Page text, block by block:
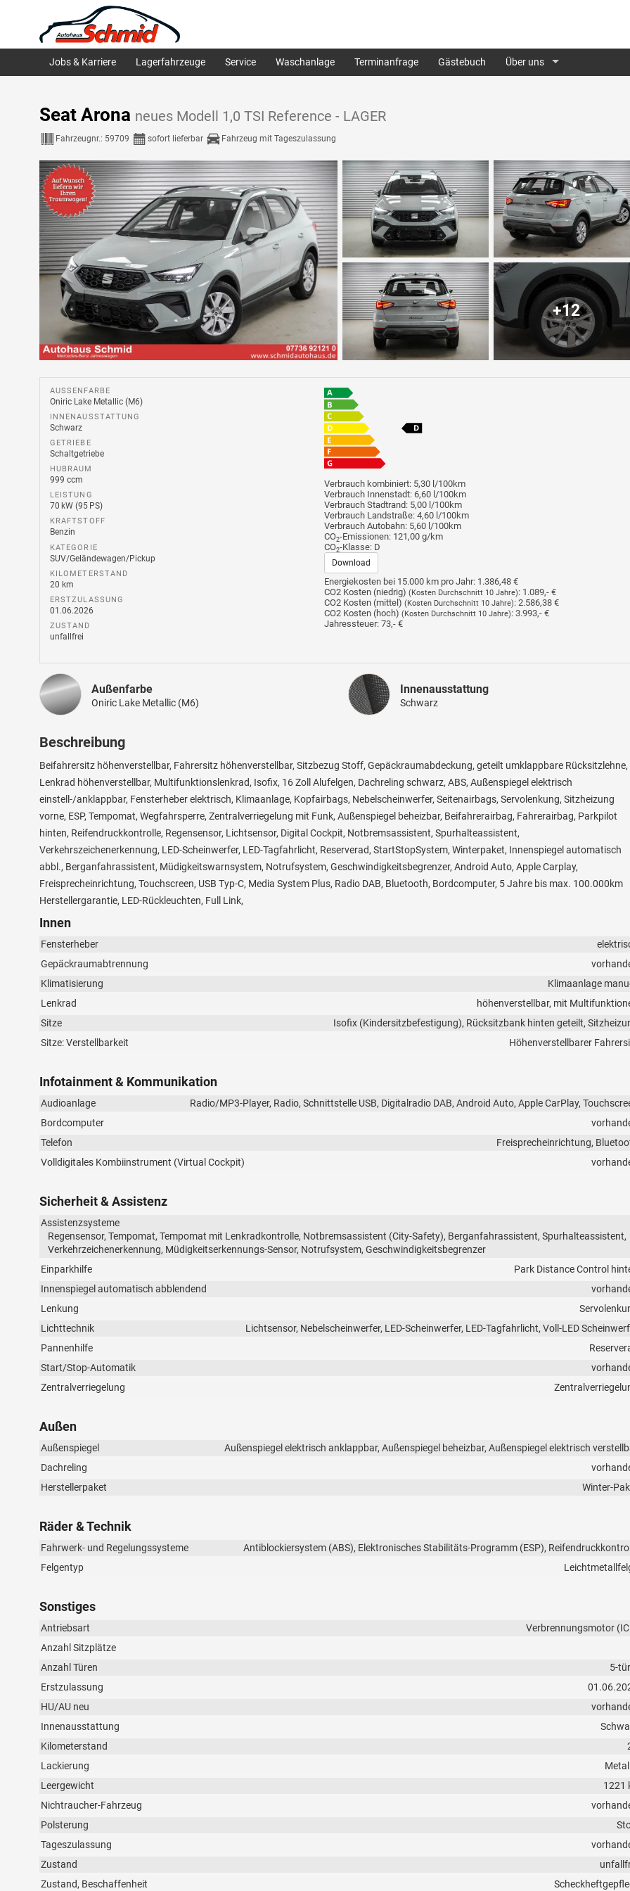
Jobs & Karriere Lagerfahrzeuge Service Waschanlage Terminanfrage Gästebuch Über uns
Seat Arona neues Modell 1,0 TSI Reference - LAGER
Fahrzeugnr.: 59709 sofort lieferbar Fahrzeug mit Tageszulassung
+12
AUSSENFARBE
Oniric Lake Metallic (M6)
INNENAUSSTATTUNG
Schwarz
GETRIEBE
Schaltgetriebe
HUBRAUM
999 ccm
LEISTUNG
70 kW (95 PS)
KRAFTSTOFF
Benzin
KATEGORIE
SUV/Geländewagen/Pickup
KILOMETERSTAND
20 km
ERSTZULASSUNG
01.06.2026
ZUSTAND
unfallfrei
Verbrauch kombiniert: 5,30 l/100km
Verbrauch Innenstadt: 6,60 l/100km
Verbrauch Stadtrand: 5,00 l/100km
Verbrauch Landstraße: 4,60 l/100km
Verbrauch Autobahn: 5,60 l/100km
CO2-Emissionen: 121,00 g/km
CO2-Klasse: D
Download
Energiekosten bei 15.000 km pro Jahr: 1.386,48 €
CO2 Kosten (niedrig) (Kosten Durchschnitt 10 Jahre): 1.089,- €
CO2 Kosten (mittel) (Kosten Durchschnitt 10 Jahre): 2.586,38 €
CO2 Kosten (hoch) (Kosten Durchschnitt 10 Jahre): 3.993,- €
Jahressteuer: 73,- €
Außenfarbe
Oniric Lake Metallic (M6)
Innenausstattung
Innenausstattung
Schwarz
Beschreibung
Beifahrersitz höhenverstellbar, Fahrersitz höhenverstellbar, Sitzbezug Stoff, Gepäckraumabdeckung, geteilt umklappbare Rücksitzlehne,
Lenkrad höhenverstellbar, Multifunktionslenkrad, Isofix, 16 Zoll Alufelgen, Dachreling schwarz, ABS, Außenspiegel elektrisch
einstell-/anklappbar, Fensterheber elektrisch, Klimaanlage, Kopfairbags, Nebelscheinwerfer, Seitenairbags, Servolenkung, Sitzheizung
vorne, ESP, Tempomat, Wegfahrsperre, Zentralverriegelung mit Funk, Außenspiegel beheizbar, Beifahrerairbag, Fahrerairbag, Parkpilot
hinten, Reifendruckkontrolle, Regensensor, Lichtsensor, Digital Cockpit, Notbremsassistent, Spurhalteassistent,
Verkehrszeichenerkennung, LED-Scheinwerfer, LED-Tagfahrlicht, Reserverad, StartStopSystem, Winterpaket, Innenspiegel automatisch
abbl., Berganfahrassistent, Müdigkeitswarnsystem, Notrufsystem, Geschwindigkeitsbegrenzer, Android Auto, Apple Carplay,
Freisprecheinrichtung, Touchscreen, USB Typ-C, Media System Plus, Radio DAB, Bluetooth, Bordcomputer, 5 Jahre bis max. 100.000km
Herstellergarantie, LED-Rückleuchten, Full Link,
Innen
Fensterheber
Gepäckraumabtrennung
Klimatisierung
Klimaanlage
Lenkrad
höhenverstellbar, mit
Sitze
Isofix (Kindersitzbefestigung), Rücksitzbank hinten geteilt,
Sitze: Verstellbarkeit
Höhenverstellbarer
Infotainment & Kommunikation
Audioanlage
Radio/MP3-Player, Radio, Schnittstelle USB, Digitalradio DAB, Android Auto, Apple CarPlay,
Bordcomputer
Telefon
Freisprecheinrichtung,
Volldigitales Kombiinstrument (Virtual Cockpit)
Sicherheit & Assistenz
Assistenzsysteme
Regensensor, Tempomat, Tempomat mit Lenkradkontrolle, Notbremsassistent (City-Safety), Berganfahrassistent, Spurhalteassistent,
Verkehrzeichenerkennung, Müdigkeitserkennungs-Sensor, Notrufsystem, Geschwindigkeitsbegrenzer
Einparkhilfe
Park Distance Control
Innenspiegel automatisch abblendend
Lenkung
Lichttechnik
Lichtsensor, Nebelscheinwerfer, LED-Scheinwerfer, LED-Tagfahrlicht, Voll-LED
Pannenhilfe
Start/Stop-Automatik
Zentralverriegelung
Außen
Außenspiegel
Außenspiegel elektrisch anklappbar, Außenspiegel beheizbar, Außenspiegel elektrisch
Dachreling
Herstellerpaket
Winter-
Räder & Technik
Fahrwerk- und Regelungssysteme
Antiblockiersystem (ABS), Elektronisches Stabilitäts-Programm (ESP),
Felgentyp
Sonstiges
Antriebsart
Verbrennungsmotor
Anzahl Sitzplätze
Anzahl Türen
5-
Erstzulassung
HU/AU neu
Innenausstattung
Kilometerstand
Lackierung
Leergewicht
1221
Nichtraucher-Fahrzeug
Polsterung
Tageszulassung
Zustand
Zustand, Beschaffenheit